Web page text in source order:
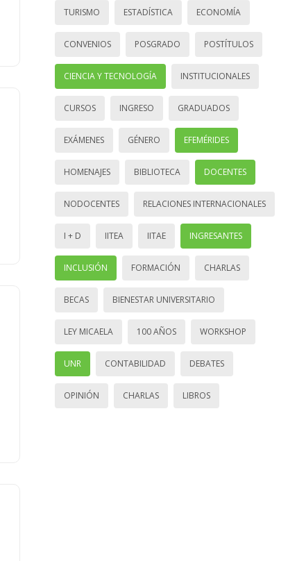
TURISMO ESTADÍSTICA ECONOMÍA
CONVENIOS POSGRADO POSTÍTULOS
CIENCIA Y TECNOLOGÍA INSTITUCIONALES
CURSOS INGRESO GRADUADOS
EXÁMENES GÉNERO EFEMÉRIDES
HOMENAJES BIBLIOTECA DOCENTES
NODOCENTES RELACIONES INTERNACIONALES
I + D IITEA IITAE INGRESANTES
INCLUSIÓN FORMACIÓN CHARLAS
BECAS BIENESTAR UNIVERSITARIO
LEY MICAELA 100 AÑOS WORKSHOP
UNR CONTABILIDAD DEBATES
OPINIÓN CHARLAS LIBROS